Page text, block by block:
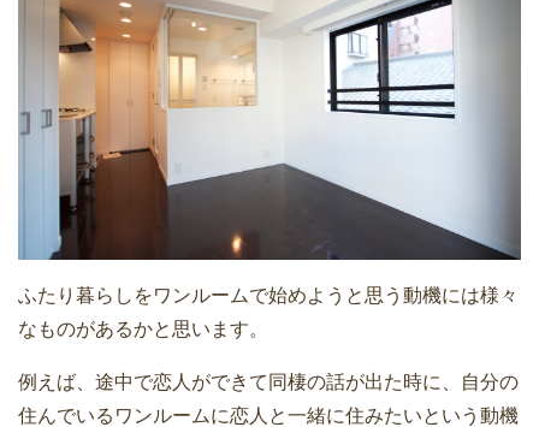
ふたり暮らしをワンルームで始めようと思う動機には様々
なものがあるかと思います。
例えば、途中で恋人ができて同棲の話が出た時に、自分の
住んでいるワンルームに恋人と一緒に住みたいという動機